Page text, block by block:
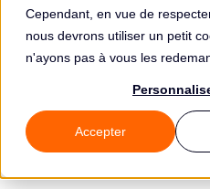
Cependant, en vue de
nous devrons utiliser un petit
n'ayons pas à vous les
Accepter